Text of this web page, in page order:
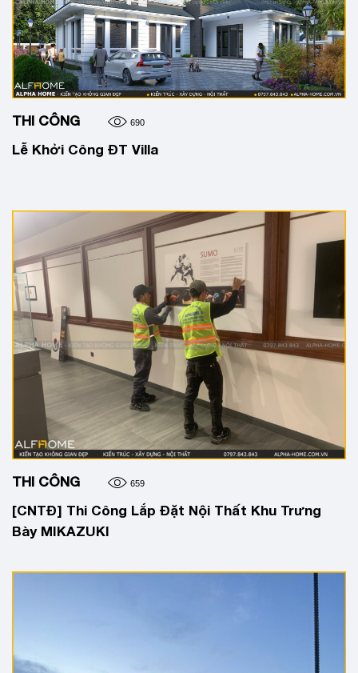
THI CÔNG 690
Lễ Khởi Công ĐT Villa
THI CÔNG 659
[CNTĐ] Thi Công Lắp Đặt Nội Thất Khu Trưng
Bày MIKAZUKI